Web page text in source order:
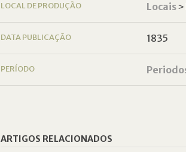
LOCAL DE PRODUÇÃO Locais˃
DATA PUBLICAÇÃO 1835
PERÍODO
ARTIGOS RELACIONADOS